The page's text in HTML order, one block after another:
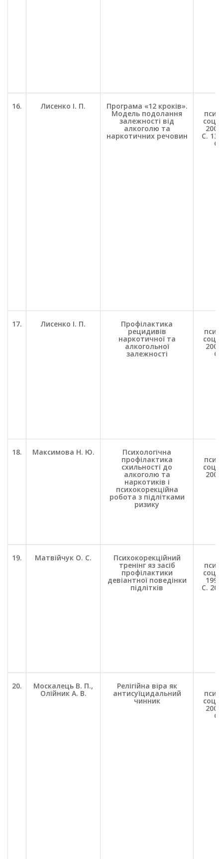
16. Лисенко І. П. Програма «12 кроків».
Модель подолання
залежності від
алкоголю та
наркотичних речовин
соц.
С.
С.
17. Лисенко І. П. Профілактика
рецидивів
наркотичної та
алкогольної
залежності
соц.
С.
18. Максимова Н. Ю. Психологічна
профілактика
схильності до
алкоголю та
наркотиків і
психокорекційна
робота з підлітками
ризику
соц.
19. Матвійчук О. С. Психокорекційний
тренінг яз засіб
профілактики
девіантної поведінки
підлітків
соц.
С.
20. Москалець В. П.,
Олійник А. В.
Релігійна віра як
антисуїцидальний
чинник соц.
С.